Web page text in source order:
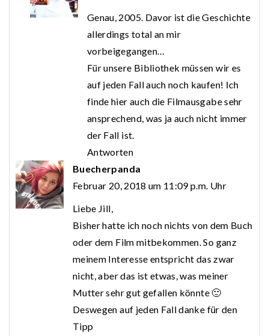
Genau, 2005. Davor ist die Geschichte
allerdings total an mir
vorbeigegangen…
Für unsere Bibliothek müssen wir es
auf jeden Fall auch noch kaufen! Ich
finde hier auch die Filmausgabe sehr
ansprechend, was ja auch nicht immer
der Fall ist.
Antworten
Buecherpanda
Februar 20, 2018 um 11:09 p.m. Uhr
Liebe Jill,
Bisher hatte ich noch nichts von dem Buch
oder dem Film mitbekommen. So ganz
meinem Interesse entspricht das zwar
nicht, aber das ist etwas, was meiner
Mutter sehr gut gefallen könnte 🙂
Deswegen auf jeden Fall danke für den
Tipp